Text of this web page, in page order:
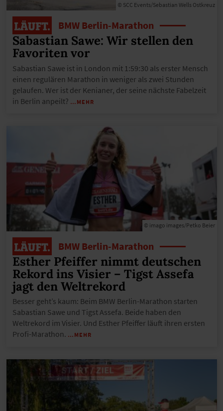
© SCC Events/Sebastian Wells Ostkreuz
BMW Berlin-Marathon
Sabastian Sawe: Wir stellen den
Favoriten vor
Sabastian Sawe ist in London mit 1:59:30 als erster Mensch
einen regulären Marathon in weniger als zwei Stunden
gelaufen. Wer ist der Kenianer, der seine nächste Fabelzeit
in Berlin anpeilt? …MEHR
© imago images/Petko Beier
BMW Berlin-Marathon
Esther Pfeiffer nimmt deutschen
Rekord ins Visier – Tigst Assefa
jagt den Weltrekord
Besser geht’s kaum: Beim BMW Berlin-Marathon starten
Sabastian Sawe und Tigst Assefa. Beide haben den
Weltrekord im Visier. Und Esther Pfeiffer läuft ihren ersten
Profi-Marathon. …MEHR